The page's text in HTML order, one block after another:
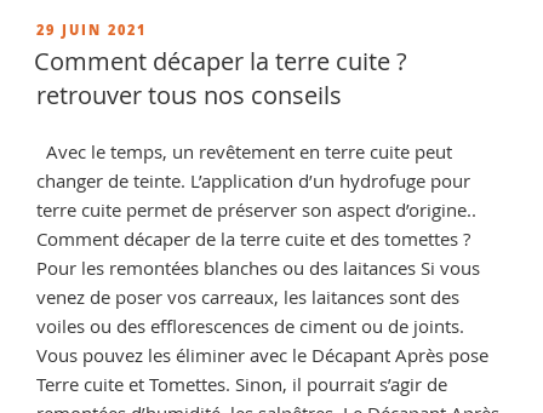
et
tomette »
PUBLIÉ
LE
29 JUIN 2021
Comment décaper la terre cuite ?
retrouver tous nos conseils
Avec le temps, un revêtement en terre cuite peut
changer de teinte. L’application d’un hydrofuge pour
terre cuite permet de préserver son aspect d’origine..
Comment décaper de la terre cuite et des tomettes ?
Pour les remontées blanches ou des laitances Si vous
venez de poser vos carreaux, les laitances sont des
voiles ou des efflorescences de ciment ou de joints.
Vous pouvez les éliminer avec le Décapant Après pose
Terre cuite et Tomettes. Sinon, il pourrait s’agir de